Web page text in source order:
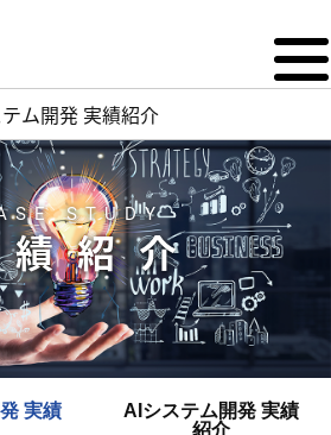
ム開発 実績紹介
績紹介
STUDY
実績
AIシステム開発 実績
紹介